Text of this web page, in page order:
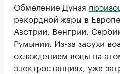
Обмеление Дуная
рекордной жары в
Австрии, Венгрии,
Румынии. Из-за засухи
охлаждением воды на
электростанциях, уже